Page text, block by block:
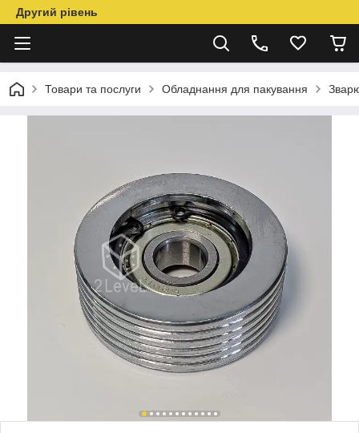
Другий рівень
Товари та послуги Обладнання для пакування